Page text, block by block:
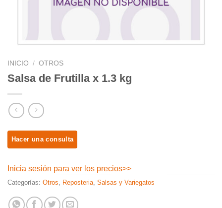
INICIO / OTROS
Salsa de Frutilla x 1.3 kg
Inicia sesión para ver los precios>>
Categorías: Otros, Reposteria, Salsas y Variegatos